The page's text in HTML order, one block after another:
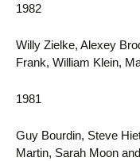
1982
Willy Zielke, Alexey
Frank, William Klein,
1981
Guy Bourdin, Steve
Martin, Sarah Moon